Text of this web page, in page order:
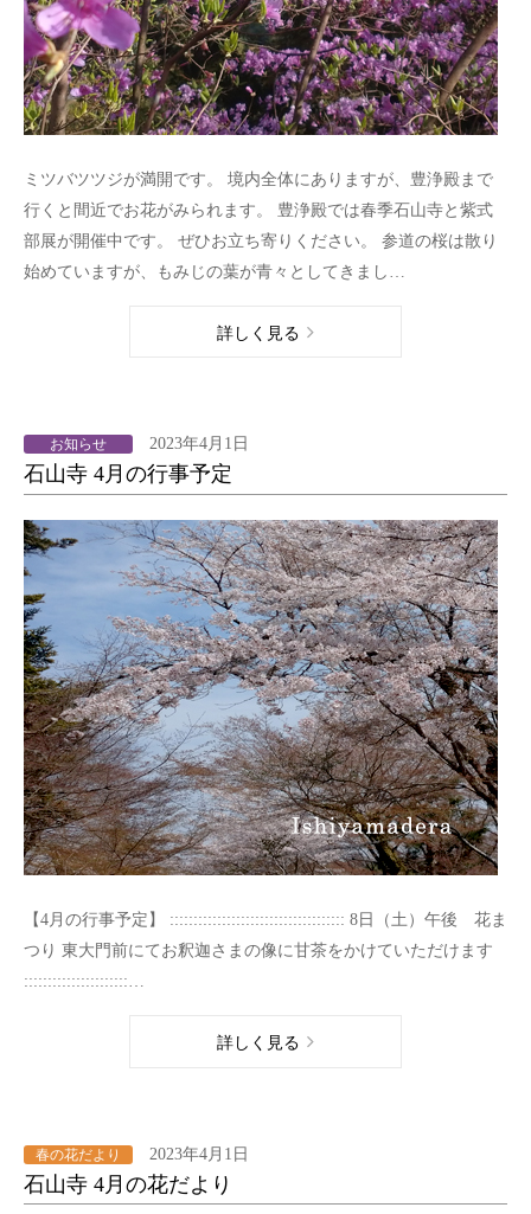
ミツバツツジが満開です。 境内全体にありますが、豊浄殿まで
行くと間近でお花がみられます。 豊浄殿では春季石山寺と紫式
部展が開催中です。 ぜひお立ち寄りください。 参道の桜は散り
始めていますが、もみじの葉が青々としてきまし…
詳しく見る
お知らせ 2023年4月1日
石山寺 4月の行事予定
【4月の行事予定】 ::::::::::::::::::::::::::::::::::::: 8日（土）午後 花ま
つり 東大門前にてお釈迦さまの像に甘茶をかけていただけます
::::::::::::::::::::::…
詳しく見る
春の花だより 2023年4月1日
石山寺 4月の花だより